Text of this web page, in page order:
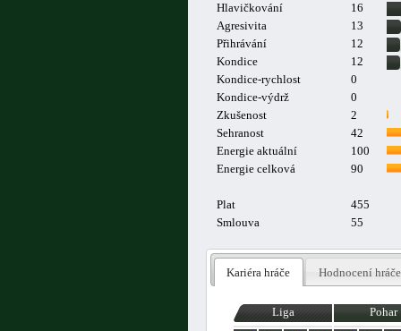
Hlavičkování
16
Agresivita
13
Přihrávání
12
Kondice
12
Kondice-rychlost
0
Kondice-výdrž
0
Zkušenost
2
Sehranost
42
Energie aktuální
100
Energie celková
90
Plat
455
Smlouva
55
Kariéra hráče Hodnocení hráče
Liga Pohar